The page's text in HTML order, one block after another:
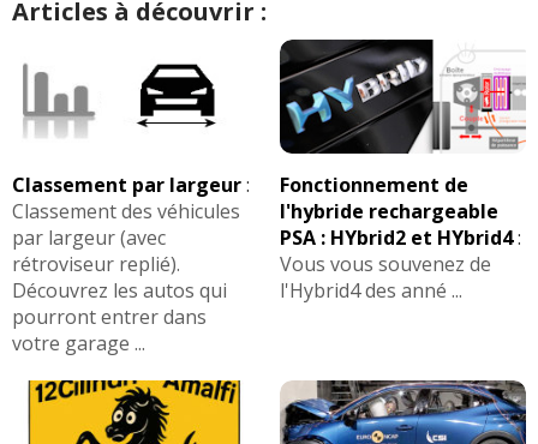
Articles à découvrir :
Classement par largeur:
Classement des véhicules
par largeur (avec
rétroviseur replié).
Découvrez les autos qui
pourront entrer dans
votre garage ...
Fonctionnement de
l'hybride rechargeable
PSA : HYbrid2 et HYbrid4:
Vous vous souvenez de
l'Hybrid4 des anné ...